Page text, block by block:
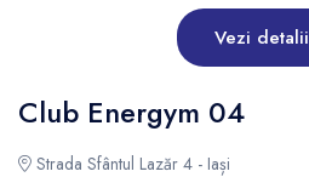
Vezi detalii
Club Energym 04
Strada Sfântul Lazăr 4 - Iași